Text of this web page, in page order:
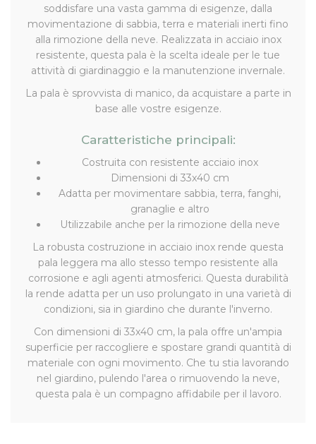
soddisfare una vasta gamma di esigenze, dalla
movimentazione di sabbia, terra e materiali inerti fino
alla rimozione della neve. Realizzata in acciaio inox
resistente, questa pala è la scelta ideale per le tue
attività di giardinaggio e la manutenzione invernale.
La pala è sprovvista di manico, da acquistare a parte in
base alle vostre esigenze.
Caratteristiche principali:
Costruita con resistente acciaio inox
Dimensioni di 33x40 cm
Adatta per movimentare sabbia, terra, fanghi,
granaglie e altro
Utilizzabile anche per la rimozione della neve
La robusta costruzione in acciaio inox rende questa
pala leggera ma allo stesso tempo resistente alla
corrosione e agli agenti atmosferici. Questa durabilità
la rende adatta per un uso prolungato in una varietà di
condizioni, sia in giardino che durante l'inverno.
Con dimensioni di 33x40 cm, la pala offre un'ampia
superficie per raccogliere e spostare grandi quantità di
materiale con ogni movimento. Che tu stia lavorando
nel giardino, pulendo l'area o rimuovendo la neve,
questa pala è un compagno affidabile per il lavoro.